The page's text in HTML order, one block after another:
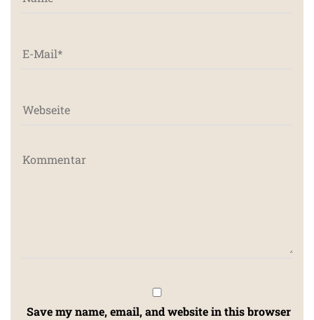
Save my name, email, and website in this browser